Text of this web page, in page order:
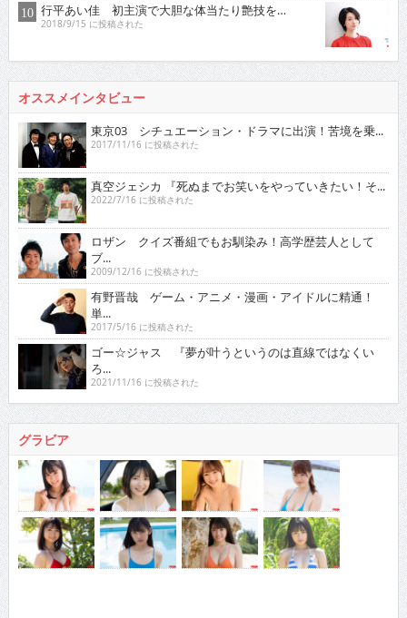
行平あい佳 初主演で大胆な体当たり艶技を…
2018/9/15 に投稿された
オススメインタビュー
東京03 シチュエーション・ドラマに出演！苦境を乗...
2017/11/16 に投稿された
真空ジェシカ 『死ぬまでお笑いをやっていきたい！そ...
2022/7/16 に投稿された
ロザン クイズ番組でもお馴染み！高学歴芸人として
ブ...
2009/12/16 に投稿された
有野晋哉 ゲーム・アニメ・漫画・アイドルに精通！
単...
2017/5/16 に投稿された
ゴー☆ジャス 『夢が叶うというのは直線ではなくい
ろ...
2021/11/16 に投稿された
グラビア